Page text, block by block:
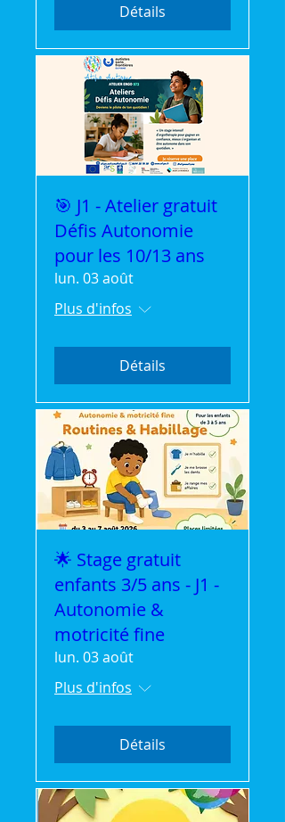
Détails
🎯 J1 - Atelier gratuit
Défis Autonomie
pour les 10/13 ans
lun. 03 août
Plus d'infos
Détails
🌟 Stage gratuit
enfants 3/5 ans - J1 -
Autonomie &
motricité fine
lun. 03 août
Plus d'infos
Détails